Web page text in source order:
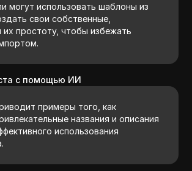
могут использовать шаблоны из
свои собственные,
их простоту, чтобы избежать
с помощью ИИ
примеры того, как
названия и описания
использования